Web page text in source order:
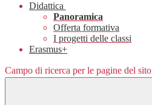
Didattica
Panoramica
Offerta formativa
I progetti delle classi
Erasmus+
Campo di ricerca per le pagine del sito